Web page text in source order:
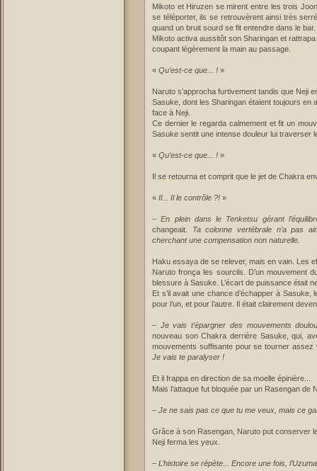
Mikoto et Hiruzen se mirent entre les trois
se téléporter, ils se retrouvèrent ainsi très
quand un bruit sourd se fit entendre dans le bar.
Mikoto activa aussitôt son Sharingan et
coupant légèrement la main au passage.
« Qu’est-ce que... ! »
Naruto s’approcha furtivement tandis que Neji
Sasuke, dont les Sharingan étaient toujours en
face à Neji.
Ce dernier le regarda calmement et fit un
Sasuke sentit une intense douleur lui traverser
« Qu’est-ce que... ! »
Il se retourna et comprit que le jet de Chakra
« Il... Il le contrôle ?! »
–En plein dans le Tenketsu gérant
changeait.
Ta colonne vertébrale n’a pas
cherchant une compensation non naturelle.
Haku essaya de se relever, mais en vain. Les
Naruto fronça les sourcils. D’un mouvement
blessure à Sasuke. L’écart de puissance était
Et s’il avait une chance d’échapper à
pour l’un, et pour l’autre. Il était clairement
– Je vais t’épargner des mouvements
nouveau son Chakra derrière Sasuke, qui,
mouvements suffisante pour se tourner
Je vais te paralyser !
Et il frappa en direction de sa moelle épinière...
Mais l’attaque fut bloquée par un Rasengan
– Je ne sais pas ce que tu me veux, mais ce
Grâce à son Rasengan, Naruto put conserver
Neji ferma les yeux.
– L’histoire se répète... Encore une fois,